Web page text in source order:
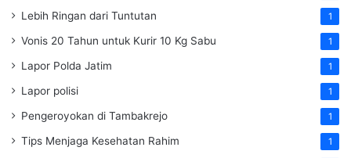
Lebih Ringan dari Tuntutan 1
Vonis 20 Tahun untuk Kurir 10 Kg Sabu 1
Lapor Polda Jatim 1
Lapor polisi 1
Pengeroyokan di Tambakrejo 1
Tips Menjaga Kesehatan Rahim 1